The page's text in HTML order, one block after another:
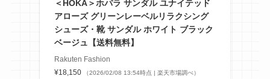
＜HOKA＞ホパラ サンダル ユナイテッド
アローズ グリーンレーベルリラクシング
シューズ・靴 サンダル ホワイト ブラック
ベージュ【送料無料】
Rakuten Fashion
¥18,150
（2026/02/08 13:54時点 | 楽天市場調べ）